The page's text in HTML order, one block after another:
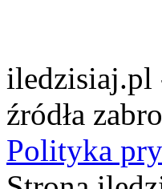
iledzisiaj.pl
źródła
Polityka